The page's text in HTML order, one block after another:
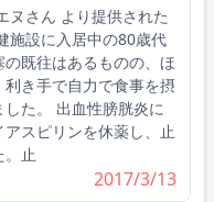
ヌさん より提供された
施設に入居中の80歳代
既往はあるものの、ほ
き手で自力で食事を摂
た。 出血性膀胱炎に
スピリンを休薬し、止
。止
2017/3/13